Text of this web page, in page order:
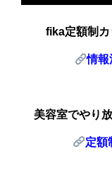
fika定額制
情
美容室でやり
定額